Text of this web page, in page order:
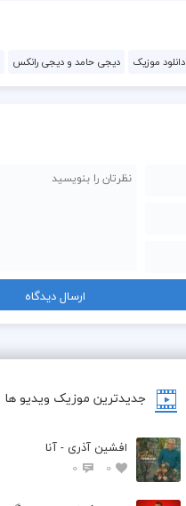
دانلود موزیک دیجی حامد و دیجی رانکس
جدیدترین موزیک ویدیو ها
افشین آذری - آنا
0
0